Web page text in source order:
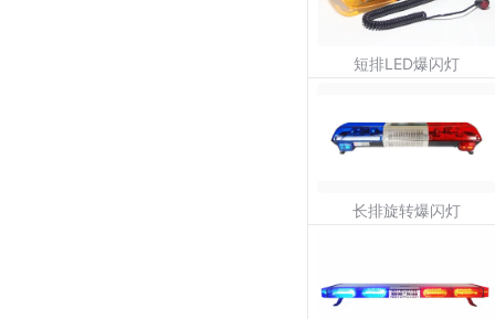
短排LED爆闪灯
长排旋转爆闪灯